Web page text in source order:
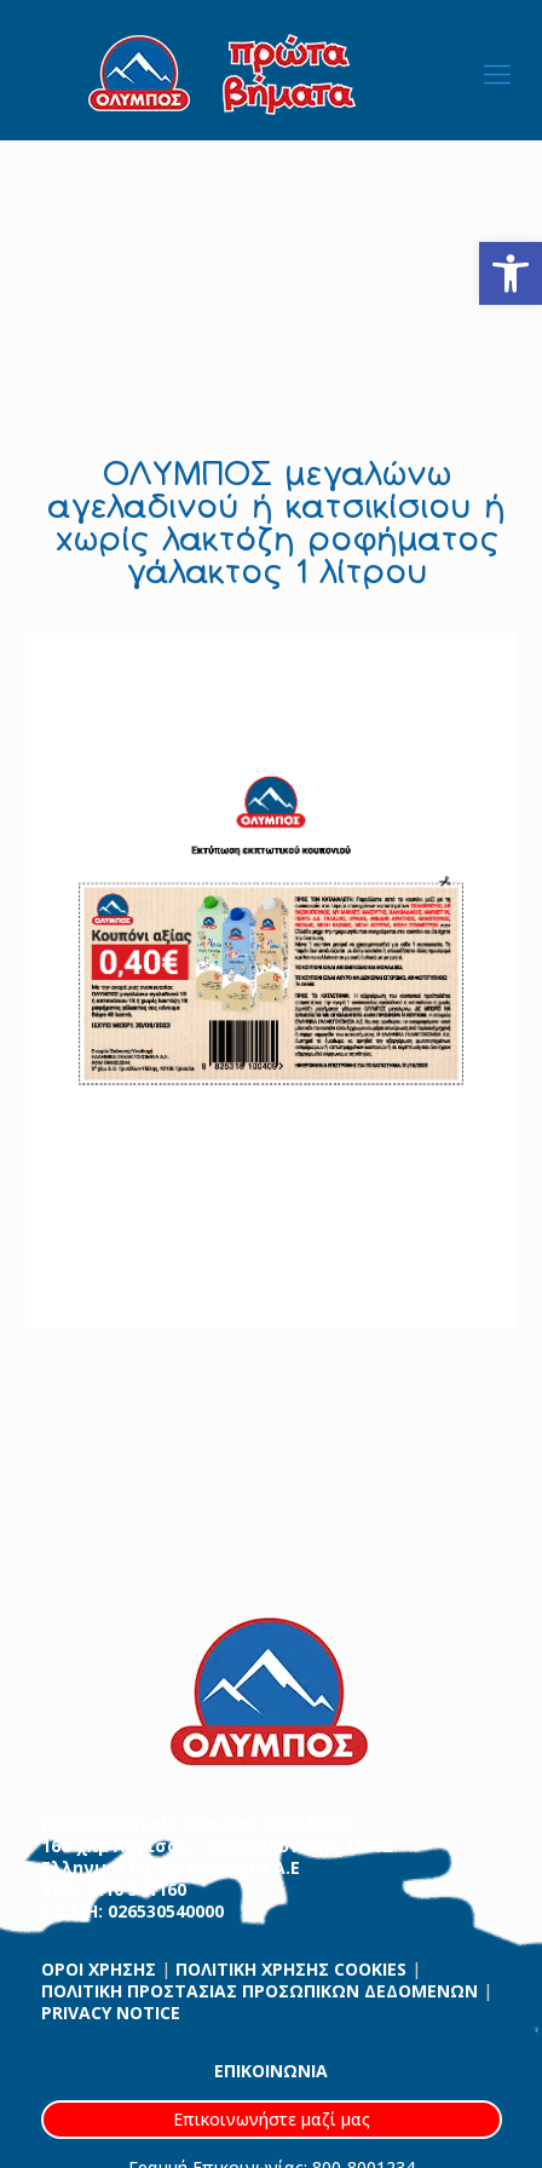
ΟΛΥΜΠΟΣ μεγαλώνω
αγελαδινού ή κατσικίσιου ή
χωρίς λακτόζη ροφήματος
γάλακτος 1 λίτρου
16ο χλμ Λάρισας – Θεσσαλονίκης 41002
Ελληνικά Γαλακτοκομεία Α.Ε
Τηλ. 2410 541160
Γ.Ε.ΜΗ: 026530540000
ΟΡΟΙ ΧΡΗΣΗΣ | ΠΟΛΙΤΙΚΗ ΧΡΗΣΗΣ COOKIES |
ΠΟΛΙΤΙΚΗ ΠΡΟΣΤΑΣΙΑΣ ΠΡΟΣΩΠΙΚΩΝ ΔΕΔΟΜΕΝΩΝ |
PRIVACY NOTICE
ΕΠΙΚΟΙΝΩΝΙΑ
Επικοινωνήστε μαζί μας